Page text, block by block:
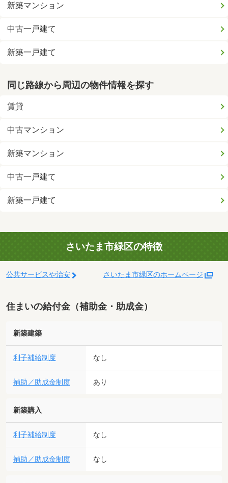
新築マンション
中古一戸建て
新築一戸建て
同じ路線から周辺の物件情報を探す
賃貸
中古マンション
新築マンション
中古一戸建て
新築一戸建て
さいたま市緑区の特徴
公共サービスや治安 さいたま市緑区のホームページ
住まいの給付金（補助金・助成金）
新築建築
利子補給制度 なし
補助／助成金制度 あり
新築購入
利子補給制度 なし
補助／助成金制度 なし